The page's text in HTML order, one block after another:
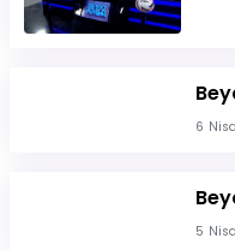
6
5